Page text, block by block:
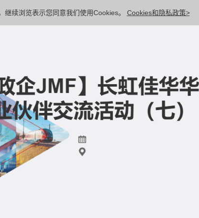
继续浏览表示您同意我们使用Cookies。 Cookies和隐私政策>